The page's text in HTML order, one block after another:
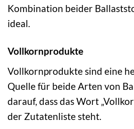
Kombination beider
ideal.
Vollkornprodukte
Vollkornprodukte sind eine
Quelle für beide Arten von
darauf, dass das Wort
der Zutatenliste steht.